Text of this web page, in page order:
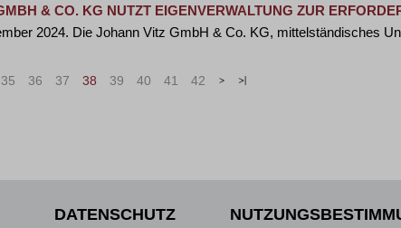
& CO. KG NUTZT EIGENVERWALTUNG ZUR
2024. Die Johann Vitz GmbH & Co. KG, mittelständisches
35 36 37 38 39 40 41 42 > »
DATENSCHUTZ